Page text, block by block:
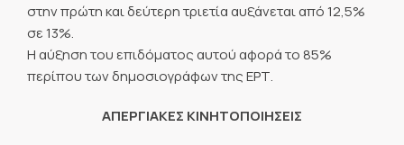
στην πρώτη και δεύτερη τριετία αυξάνεται από 12,5%
σε 13%.
Η αύξηση του επιδόματος αυτού αφορά το 85%
περίπου των δημοσιογράφων της ΕΡΤ.
ΑΠΕΡΓΙΑΚΕΣ ΚΙΝΗΤΟΠΟΙΗΣΕΙΣ